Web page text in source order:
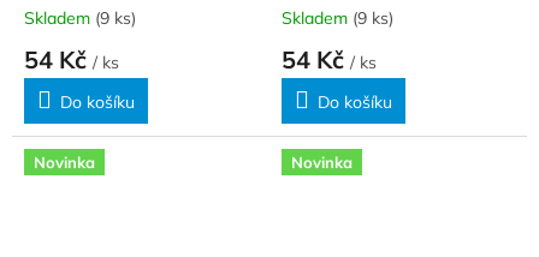
Skladem (9 ks)
54 Kč / ks
Do košíku
Skladem (9 ks)
54 Kč / ks
Do košíku
Novinka Novinka